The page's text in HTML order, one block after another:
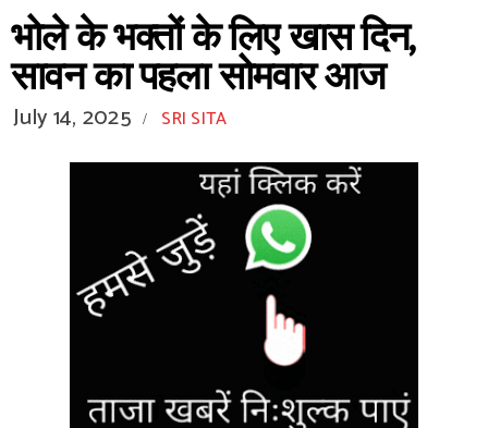
भोले के भक्तों के लिए खास दिन,
सावन का पहला सोमवार आज
July 14, 2025 / SRI SITA